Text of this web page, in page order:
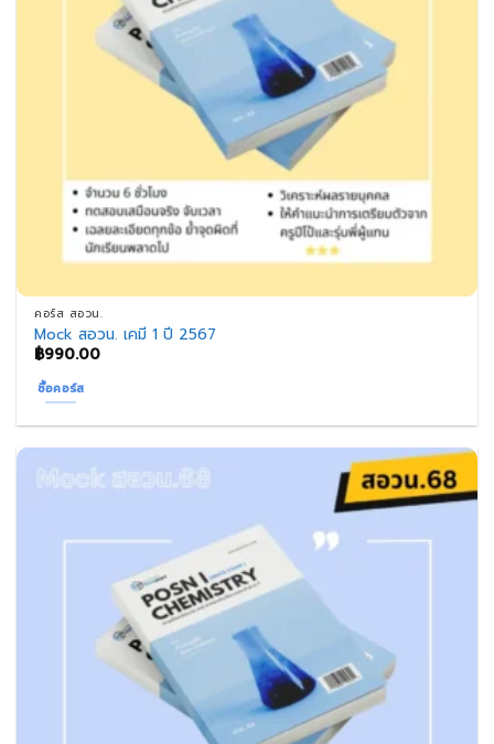
คอร์ส สอวน.
Mock สอวน. เคมี 1 ปี 2567
฿990.00
ซื้อคอร์ส